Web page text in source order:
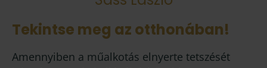
Tekintse meg az otthonában!
Amennyiben a műalkotás elnyerte tetszését